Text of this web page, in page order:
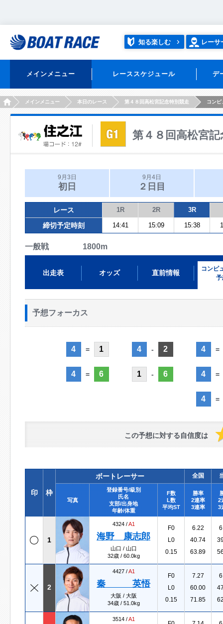
知る楽しむ レーサ
メインメニュー レーススケジュール デ
HOMEメインメニュー 本日のレース 第４８回高松宮記念特別競走 コンピ
第４８回高松宮
9月3日
初日
9月4日
２日目
レース 1R 2R 3R
締切予定時刻 14:41 15:09 15:38
一般戦 1800m
出走表 オッズ 直前情報
コンピ
予
予想フォーカス
4 = 1
4 = 6
4 - 2
1 - 6
4 =
4 =
4 =
この予想に対する自信度は
印 枠
ボートレーサー 全国
写真
登録番号/級別
氏名
支部/出身地
年齢/体重
F数
L数
平均ST
勝率
2連率
3連率
2
3
1
4324 /A1
海野 康志郎
山口 / 山口
32歳 / 60.0kg
F0
L0
0.15
6.22
40.74
63.89
2
4427 /A1
秦 英悟
大阪 / 大阪
34歳 / 51.0kg
F0
L0
0.15
7.27
60.00
71.85
3514 /A1